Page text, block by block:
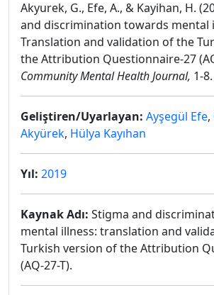
Akyurek, G., Efe, A., & Kayihan, H.
and discrimination towards mental
Translation and validation of the
the Attribution Questionnaire-27
Community Mental Health Journal, 1-8.
Geliştiren/Uyarlayan: Ayşegül Efe,
Akyürek, Hülya Kayıhan
Yıl: 2019
Kaynak Adı: Stigma and
mental illness: translation and
Turkish version of the Attribution
(AQ-27-T).